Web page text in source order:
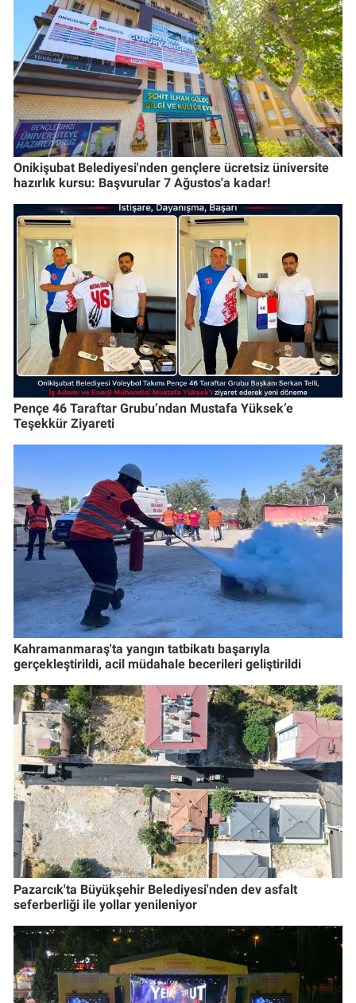
Onikişubat Belediyesi'nden gençlere ücretsiz üniversite
hazırlık kursu: Başvurular 7 Ağustos'a kadar!
Pençe 46 Taraftar Grubu’ndan Mustafa Yüksek’e
Teşekkür Ziyareti
Kahramanmaraş'ta yangın tatbikatı başarıyla
gerçekleştirildi, acil müdahale becerileri geliştirildi
Pazarcık'ta Büyükşehir Belediyesi'nden dev asfalt
seferberliği ile yollar yenileniyor